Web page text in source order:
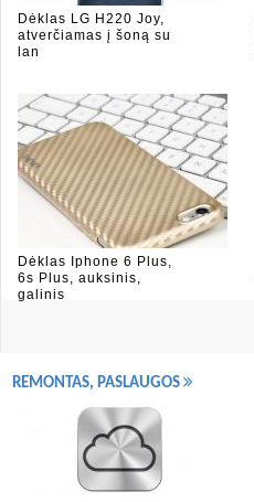
Dėklas LG H220 Joy,
atverčiamas į šoną su
lan
Dėklas Iphone 6 Plus,
6s Plus, auksinis,
galinis
REMONTAS, PASLAUGOS